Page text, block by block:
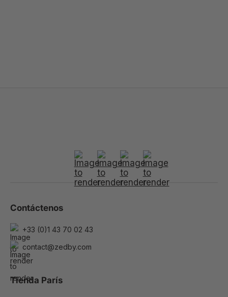
Contáctenos
+33 (0)1 43 70 02 43
contact@zedby.com
Tienda París